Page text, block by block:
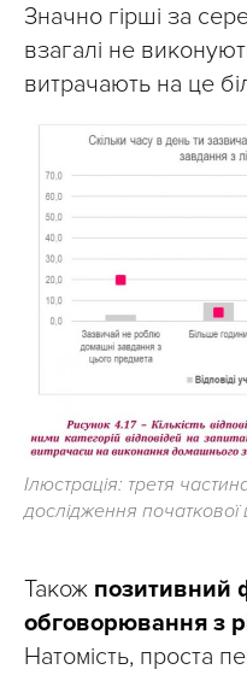
Значно гірші за
взагалі не
витрачають на це
Ілюстрація: третя
дослідження
Також позитивний
обговорювання з
Натомість, проста